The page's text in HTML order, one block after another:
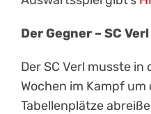
Der Gegner – SC Verl
Der SC Verl musste
Wochen im Kampf um
Tabellenplätze